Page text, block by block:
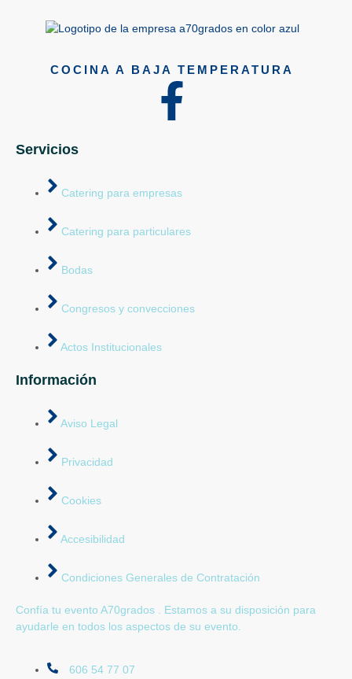
COCINA A BAJA TEMPERATURA
Servicios
Catering para empresas
Catering para particulares
Bodas
Congresos y convecciones
Actos Institucionales
Información
Aviso Legal
Privacidad
Cookies
Accesibilidad
Condiciones Generales de Contratación
Confía tu evento A70grados . Estamos a su disposición para
ayudarle en todos los aspectos de su evento.
606 54 77 07